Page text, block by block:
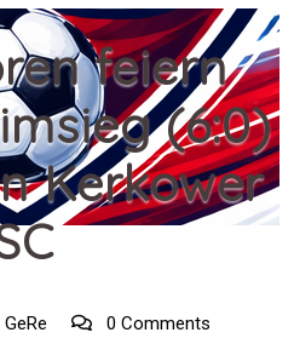
feiern
(6:0)
Kerkower
GeRe 0 Comments